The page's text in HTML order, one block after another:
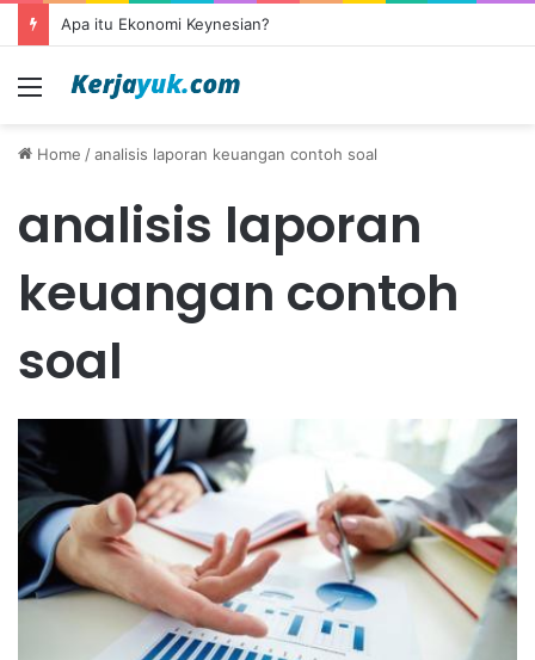
Apa itu Ekonomi Keynesian?
Menu
Home /analisis laporan keuangan contoh soal
analisis laporan
keuangan contoh
soal